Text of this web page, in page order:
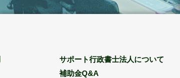
サポート行政書士法人について
補助金Q&A